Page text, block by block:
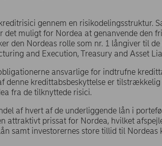
gennem en risikodelingsstruktur.
det muligt for Nordea at genanvende den
den Nordeas rolle som nr. 1 långiver til
and Execution, Treasury and Asset
ansvarlige for indtrufne
denne kredittabsbeskyttelse er
fra de tilknyttede risici.
af hvert af de underliggende lån i
attraktivt prissat for Nordea, hvilket
samt investorernes store tillid til Nordeas